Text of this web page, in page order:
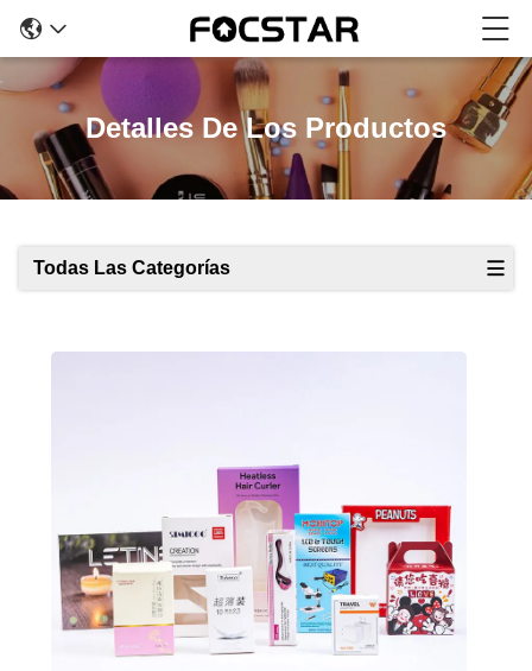
Detalles De Los Productos
Todas Las Categorías